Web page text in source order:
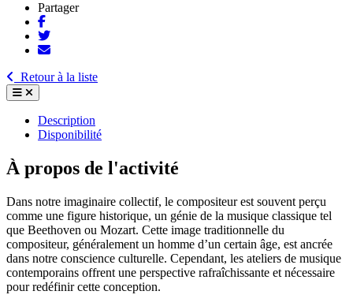
Partager
Retour à la liste
Description
Disponibilité
À propos de l'activité
Dans notre imaginaire collectif, le compositeur est souvent perçu
comme une figure historique, un génie de la musique classique tel
que Beethoven ou Mozart. Cette image traditionnelle du
compositeur, généralement un homme d’un certain âge, est ancrée
dans notre conscience culturelle. Cependant, les ateliers de musique
contemporains offrent une perspective rafraîchissante et nécessaire
pour redéfinir cette conception.